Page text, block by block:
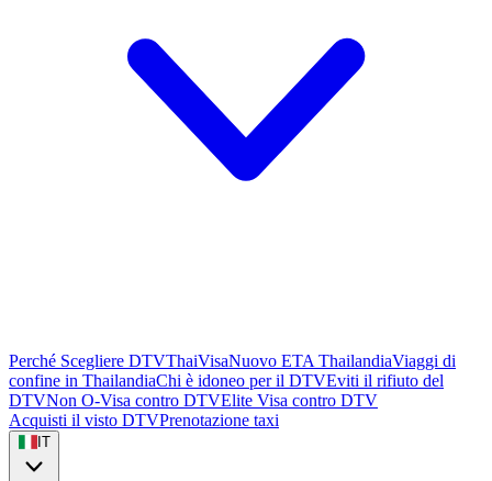
Perché Scegliere DTVThaiVisaNuovo ETA ThailandiaViaggi di
confine in ThailandiaChi è idoneo per il DTVEviti il rifiuto del
DTVNon O-Visa contro DTVElite Visa contro DTV
Acquisti il visto DTVPrenotazione taxi
IT